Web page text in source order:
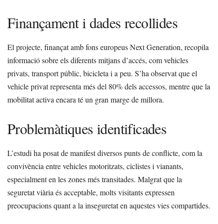
Finançament i dades recollides
El projecte, finançat amb fons europeus Next Generation, recopila
informació sobre els diferents mitjans d’accés, com vehicles
privats, transport públic, bicicleta i a peu. S’ha observat que el
vehicle privat representa més del 80% dels accessos, mentre que la
mobilitat activa encara té un gran marge de millora.
Problemàtiques identificades
L’estudi ha posat de manifest diversos punts de conflicte, com la
convivència entre vehicles motoritzats, ciclistes i vianants,
especialment en les zones més transitades. Malgrat que la
seguretat viària és acceptable, molts visitants expressen
preocupacions quant a la inseguretat en aquestes vies compartides.